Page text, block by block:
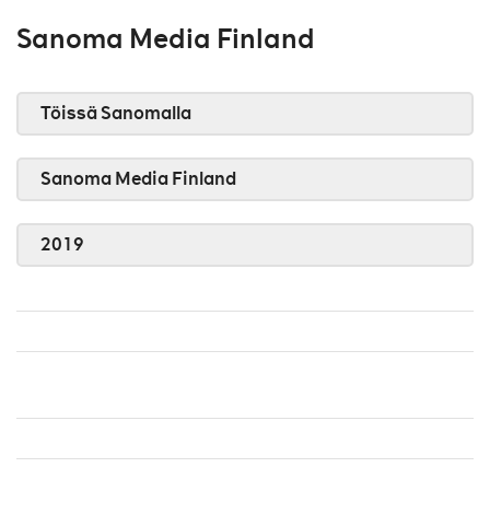
Sanoma Media Finland
Töissä Sanomalla
Sanoma Media Finland
2019